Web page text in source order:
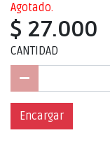
Agotado.
$ 27.000
CANTIDAD
Encargar